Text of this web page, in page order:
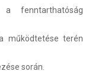
fenntarthatóság
működtetése terén
során.